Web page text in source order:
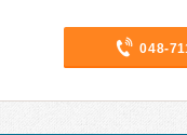
048-